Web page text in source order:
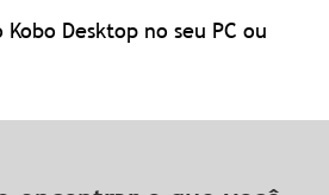
Desktop no seu PC ou